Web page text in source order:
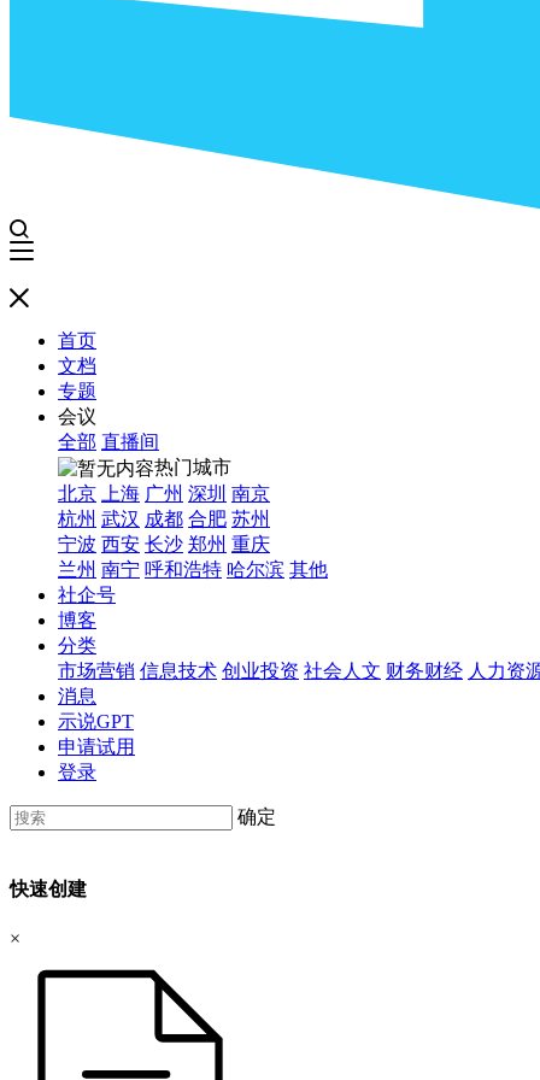
首页
文档
专题
会议
全部 直播间
热门城市
北京
上海 广州 深圳 南京
杭州 武汉 成都 合肥 苏州
宁波 西安 长沙 郑州 重庆
兰州 南宁 呼和浩特 哈尔滨 其他
社企号
博客
分类
市场营销 信息技术 创业投资 社会人文 财务财经 人力资
消息
示说GPT
申请试用
登录
确定
快速创建
×